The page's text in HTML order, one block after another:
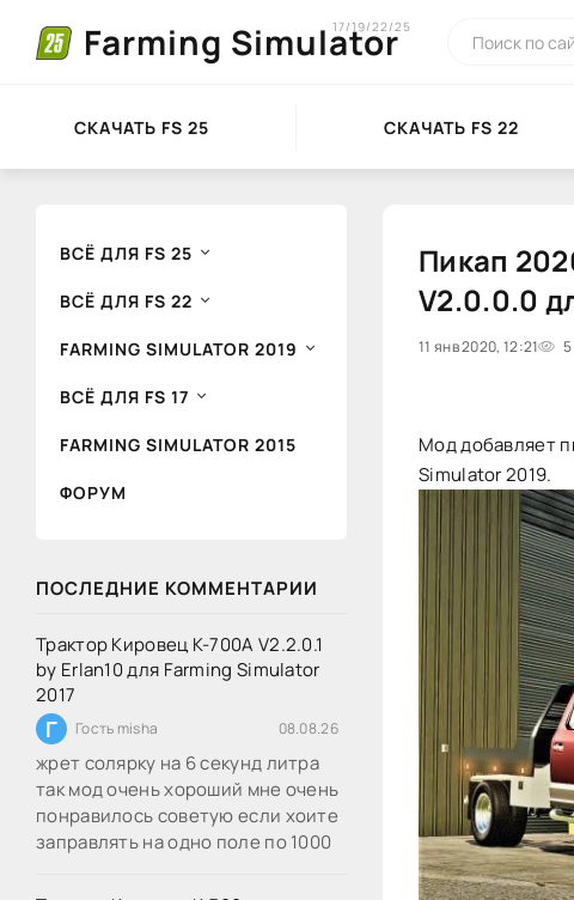
Farming Simulator
17/19/22/25
СКАЧАТЬ FS 25 СКАЧАТЬ FS 22
ВСЁ ДЛЯ FS 25
ВСЁ ДЛЯ FS 22
FARMING SIMULATOR 2019
ВСЁ ДЛЯ FS 17
FARMING SIMULATOR 2015
ФОРУМ
ПОСЛЕДНИЕ КОММЕНТАРИИ
Трактор Кировец К-700А V2.2.0.1
by Erlan10 для Farming Simulator
2017
Г Гость misha 08.08.26
жрет солярку на 6 секунд литра
так мод очень хороший мне очень
понравилось советую если хоите
заправлять на одно поле по 1000
Пикап
V2.0.0.0
11 янв 2020, 12:21
1 2 3
Мод добавляет
Simulator 2019.